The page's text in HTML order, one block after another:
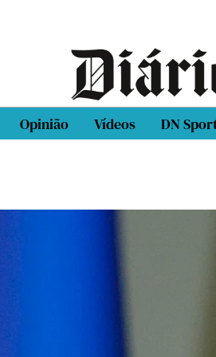
Opinião Vídeos DN